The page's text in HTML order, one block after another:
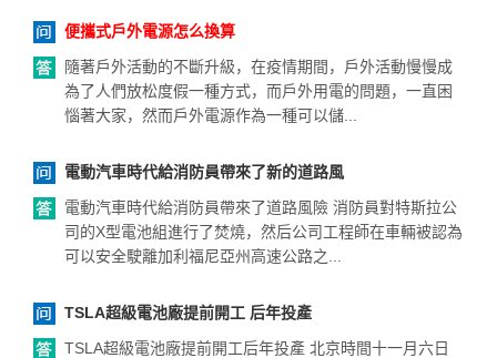
便攜式戶外電源怎么換算
隨著戶外活動的不斷升級，在疫情期間，戶外活動慢慢成
為了人們放松度假一種方式，而戶外用電的問題，一直困
惱著大家，然而戶外電源作為一種可以儲...
電動汽車時代給消防員帶來了新的道路風
電動汽車時代給消防員帶來了道路風險 消防員對特斯拉公
司的X型電池組進行了焚燒，然后公司工程師在車輛被認為
可以安全駛離加利福尼亞州高速公路之...
TSLA超級電池廠提前開工 后年投產
TSLA超級電池廠提前開工后年投產 北京時間十一月六日